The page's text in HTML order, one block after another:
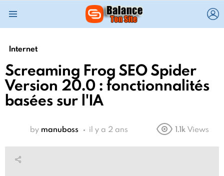
Internet
Screaming Frog SEO Spider
Version 20.0 : fonctionnalités
basées sur l'IA
by manuboss il y a 2 ans 1.1k Views